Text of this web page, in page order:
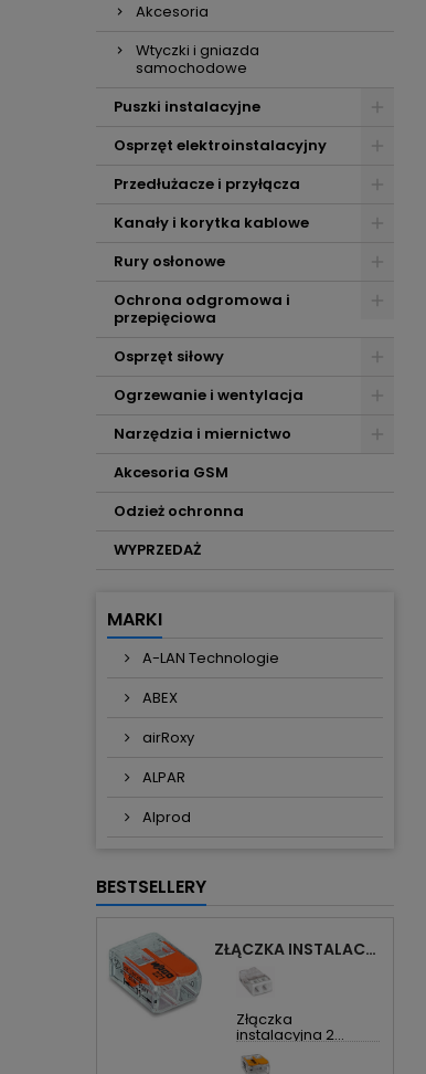
Akcesoria
Wtyczki i gniazda
samochodowe
Puszki instalacyjne
Osprzęt elektroinstalacyjny
Przedłużacze i przyłącza
Kanały i korytka kablowe
Rury osłonowe
Ochrona odgromowa i
przepięciowa
Osprzęt siłowy
Ogrzewanie i wentylacja
Narzędzia i miernictwo
Akcesoria GSM
Odzież ochronna
WYPRZEDAŻ
MARKI
A-LAN Technologie
ABEX
airRoxy
ALPAR
Alprod
BESTSELLERY
ZŁĄCZKA INSTALACYJNA 2X UNIWERSALNA COMPACT 221-412 WAGO
Złączka
instalacyjna 2...